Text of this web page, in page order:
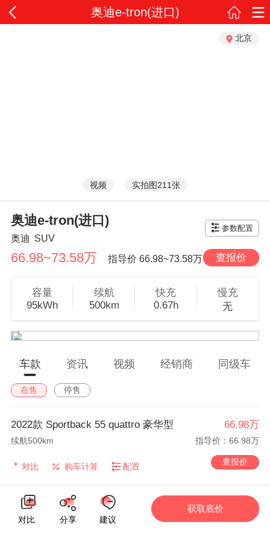
奥迪e-tron(进口)
北京
视频 实拍图211张
奥迪e-tron(进口)
奥迪 SUV
参数配置
66.98~73.58万 指导价 66.98~73.58万 查报价
容量
95kWh
续航
500km
快充
0.67h
慢充
无
车款 资讯 视频 经销商 同级车
在售 停售
2022款 Sportback 55 quattro 豪华型 66.98万
续航500km 指导价：66.98万
对比 购车计算 配置 查报价
2022款 Sportback 55 quattro 臻选型 72.98万
续航500km 指导价：72.98万
对比 分享 建议
获取底价